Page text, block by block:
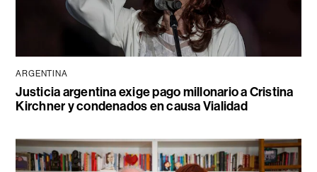
ARGENTINA
Justicia argentina exige pago millonario a Cristina
Kirchner y condenados en causa Vialidad